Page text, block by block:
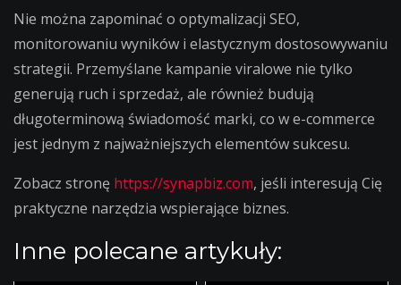
Nie można zapominać o optymalizacji SEO,
monitorowaniu wyników i elastycznym dostosowywaniu
strategii. Przemyślane kampanie viralowe nie tylko
generują ruch i sprzedaż, ale również budują
długoterminową świadomość marki, co w e-commerce
jest jednym z najważniejszych elementów sukcesu.
Zobacz stronę https://synapbiz.com, jeśli interesują Cię
praktyczne narzędzia wspierające biznes.
Inne polecane artykuły: